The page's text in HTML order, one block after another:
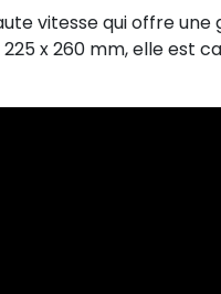
vitesse qui offre une
x 260 mm, elle est